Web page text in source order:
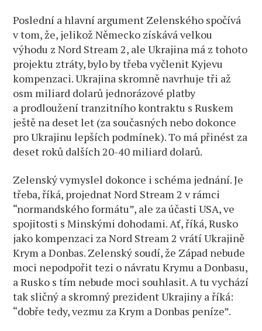
Poslední a hlavní argument Zelenského spočívá
v tom, že, jelikož Německo získává velkou
výhodu z Nord Stream 2, ale Ukrajina má z tohoto
projektu ztráty, bylo by třeba vyčlenit Kyjevu
kompenzaci. Ukrajina skromně navrhuje tři až
osm miliard dolarů jednorázové platby
a prodloužení tranzitního kontraktu s Ruskem
ještě na deset let (za současných nebo dokonce
pro Ukrajinu lepších podmínek). To má přinést za
deset roků dalších 20-40 miliard dolarů.
Zelenský vymyslel dokonce i schéma jednání. Je
třeba, říká, projednat Nord Stream 2 v rámci
“normandského formátu”, ale za účasti USA, ve
spojitosti s Minskými dohodami. Ať, říká, Rusko
jako kompenzaci za Nord Stream 2 vrátí Ukrajině
Krym a Donbas. Zelenský soudí, že Západ nebude
moci nepodpořit tezi o návratu Krymu a Donbasu,
a Rusko s tím nebude moci souhlasit. A tu vychází
tak sličný a skromný prezident Ukrajiny a říká:
“dobře tedy, vezmu za Krym a Donbas peníze”.